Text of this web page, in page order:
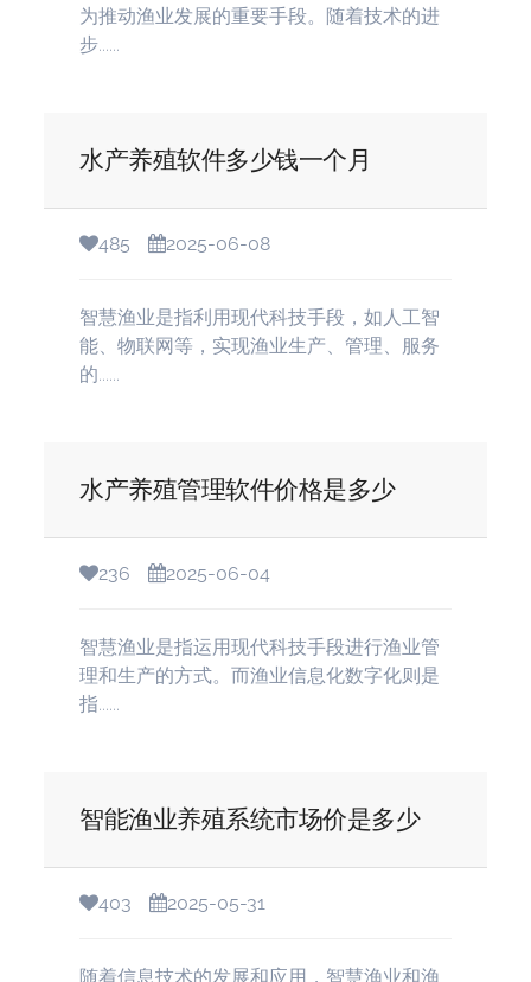
为推动渔业发展的重要手段。随着技术的进
步......
水产养殖软件多少钱一个月
485 2025-06-08
智慧渔业是指利用现代科技手段，如人工智
能、物联网等，实现渔业生产、管理、服务
的......
水产养殖管理软件价格是多少
236 2025-06-04
智慧渔业是指运用现代科技手段进行渔业管
理和生产的方式。而渔业信息化数字化则是
指......
智能渔业养殖系统市场价是多少
403 2025-05-31
随着信息技术的发展和应用，智慧渔业和渔